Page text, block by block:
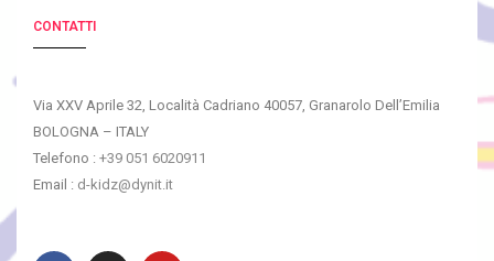
CONTATTI
Via XXV Aprile 32, Località Cadriano 40057, Granarolo Dell’Emilia
BOLOGNA – ITALY
Telefono : +39 051 6020911
Email : d-kidz@dynit.it